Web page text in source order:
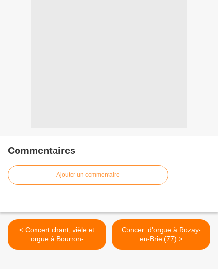
Commentaires
Ajouter un commentaire
< Concert chant, vièle et
orgue à Bourron-
Marlotte(77)
Concert d'orgue à Rozay-
en-Brie (77) >